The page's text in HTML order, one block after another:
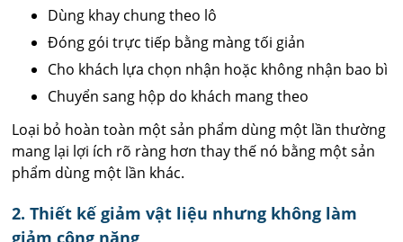
Dùng khay chung theo lô
Đóng gói trực tiếp bằng màng tối giản
Cho khách lựa chọn nhận hoặc không nhận bao bì
Chuyển sang hộp do khách mang theo
Loại bỏ hoàn toàn một sản phẩm dùng một lần thường
mang lại lợi ích rõ ràng hơn thay thế nó bằng một sản
phẩm dùng một lần khác.
2. Thiết kế giảm vật liệu nhưng không làm
giảm công năng